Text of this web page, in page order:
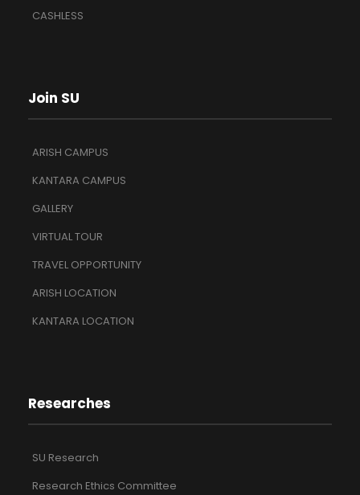
CASHLESS
Join SU
ARISH CAMPUS
KANTARA CAMPUS
GALLERY
VIRTUAL TOUR
TRAVEL OPPORTUNITY
ARISH LOCATION
KANTARA LOCATION
Researches
SU Research
Research Ethics Committee